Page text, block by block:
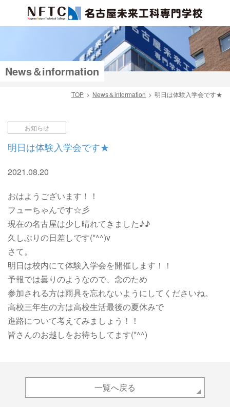
News＆information
TOP News＆information 明日は体験入学会です★
お知らせ
明日は体験入学会です★
2021.08.20
おはようございます！！
フューちゃんです☆彡
現在の名古屋は少し晴れてきました♪♪
久しぶりの日差しです(*^^)v
さて。
明日は校内にて体験入学会を開催します！！
予報では曇りのようなので、念のため
参加される方は雨具を忘れないようにしてくださいね。
高校三年生の方は高校生活最後の夏休みで
進路について考えてみましょう！！
皆さんのお越しをお待ちしてます(*^^)
一覧へ戻る